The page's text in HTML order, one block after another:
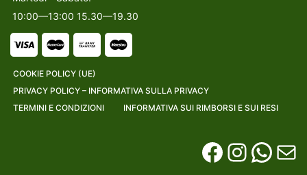
10:00—13:00 15.30—19.30
COOKIE POLICY (UE)
PRIVACY POLICY – INFORMATIVA SULLA PRIVACY
TERMINI E CONDIZIONI
INFORMATIVA SUI RIMBORSI E SUI RESI